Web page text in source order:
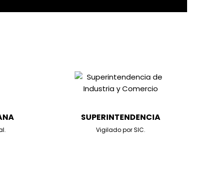
SUPERINTENDENCIA
Vigilado por SIC.